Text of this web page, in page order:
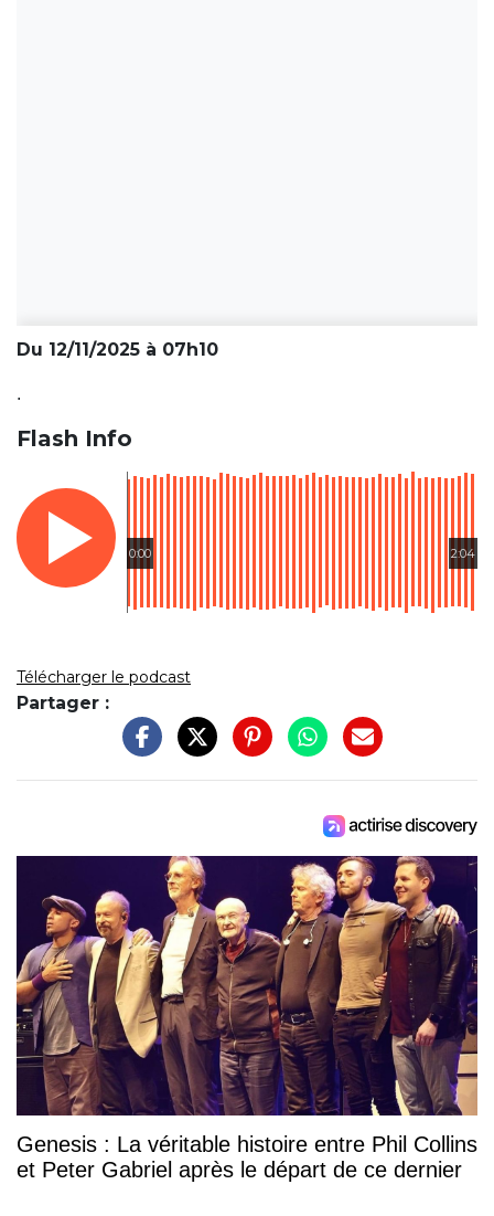
Du 12/11/2025 à 07h10
.
Flash Info
0:00 2:04
Télécharger le podcast
Partager :
Genesis : La véritable histoire entre Phil Collins
et Peter Gabriel après le départ de ce dernier